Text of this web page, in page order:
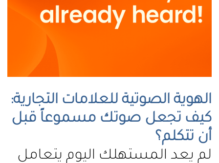
الهوية الصوتية للعلامات التجارية:
كيف تجعل صوتك مسموعاً قبل
أن تتكلم؟
لم يعد المستهلك اليوم يتعامل